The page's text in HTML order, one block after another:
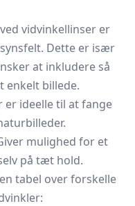
vidvinkellinser er
Dette er især
at inkludere så
enkelt billede.
er ideelle til at fange
mulighed for et
på tæt hold.
tabel over forskelle